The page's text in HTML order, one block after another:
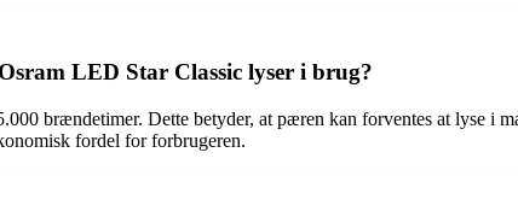
LED Star Classic lyser i brug?
brændetimer. Dette betyder, at pæren kan forventes at lyse i
fordel for forbrugeren.